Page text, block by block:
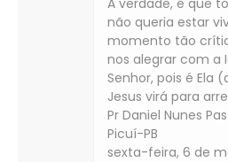
A verdade, é que
não queria estar
momento tão
nos alegrar com a
Senhor, pois é Ela
Jesus virá para
Pr Daniel Nunes
Picuí-PB
sexta-feira, 6 de